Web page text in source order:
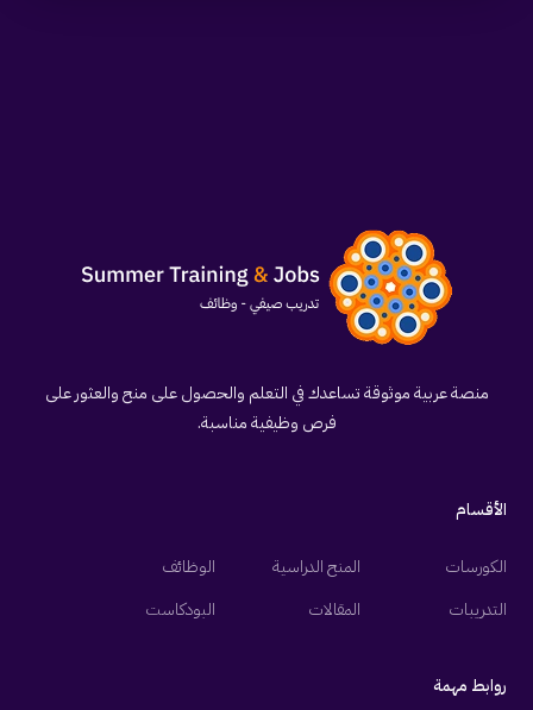
منصة عربية موثوقة تساعدك في التعلم والحصول على منح والعثور على
فرص وظيفية مناسبة.
الأقسام
الكورسات المنح الدراسية
الوظائف
التدريبات
المقالات البودكاست
روابط مهمة